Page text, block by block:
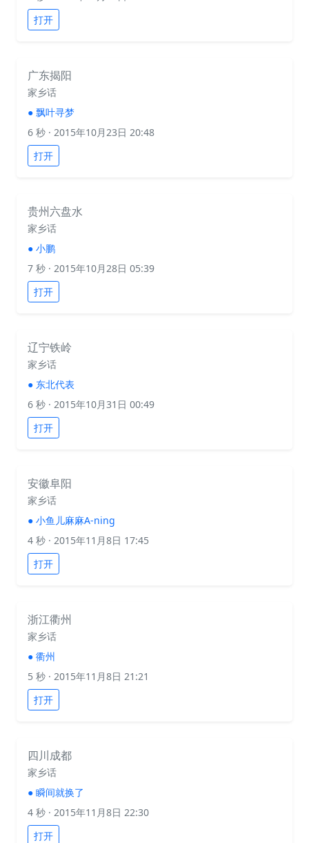
打开
广东揭阳
家乡话
● 飘叶寻梦
6 秒 · 2015年10月23日 20:48
打开
贵州六盘水
家乡话
● 小鹏
7 秒 · 2015年10月28日 05:39
打开
辽宁铁岭
家乡话
● 东北代表
6 秒 · 2015年10月31日 00:49
打开
安徽阜阳
家乡话
● 小鱼儿麻麻A-ning
4 秒 · 2015年11月8日 17:45
打开
浙江衢州
家乡话
● 衢州
5 秒 · 2015年11月8日 21:21
打开
四川成都
家乡话
● 瞬间就换了
4 秒 · 2015年11月8日 22:30
打开